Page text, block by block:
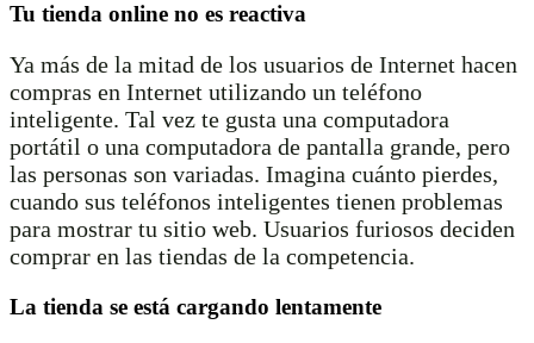
Tu tienda online no es reactiva
Ya más de la mitad de los usuarios de Internet hacen
compras en Internet utilizando un teléfono
inteligente. Tal vez te gusta una computadora
portátil o una computadora de pantalla grande, pero
las personas son variadas. Imagina cuánto pierdes,
cuando sus teléfonos inteligentes tienen problemas
para mostrar tu sitio web. Usuarios furiosos deciden
comprar en las tiendas de la competencia.
La tienda se está cargando lentamente